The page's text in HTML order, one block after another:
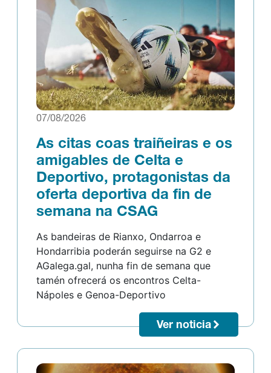
07/08/2026
As citas coas traiñeiras e os
amigables de Celta e
Deportivo, protagonistas da
oferta deportiva da fin de
semana na CSAG
As bandeiras de Rianxo, Ondarroa e
Hondarribia poderán seguirse na G2 e
AGalega.gal, nunha fin de semana que
tamén ofrecerá os encontros Celta-
Nápoles e Genoa-Deportivo
Ver noticia